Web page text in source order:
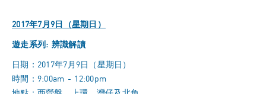
2017年7月9日（星期日）
遊走系列: 辨識解讀
日期：2017年7月9日（星期日）
時間：9:00am - 12:00pm